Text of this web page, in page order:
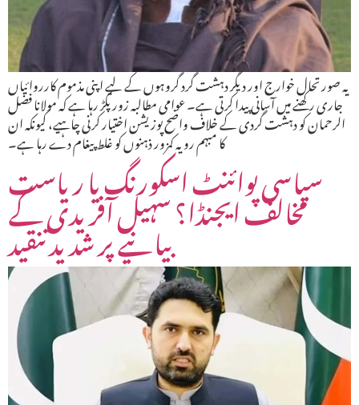
یہ صورتحال خوارج اور دیگر دہشت گرد گروہوں کے لیے اپنی مذموم کارروائیاں
جاری رکھنے میں آسانی پیدا کرتی ہے۔ عوامی مطالبہ زور پکڑ رہا ہے کہ مولانا فضل
الرحمان کو دہشت گردی کے خلاف واضح پوزیشن اختیار کرنی چاہیے، کیونکہ ان
کا مبہم رویہ کمزور ذہنوں کو غلط پیغام دے رہا ہے۔
سیاسی پوائنٹ اسکورنگ یا ریاست
مخالف ایجنڈا؟ سہیل آفریدی کے
بیانیے پر شدید تنقید